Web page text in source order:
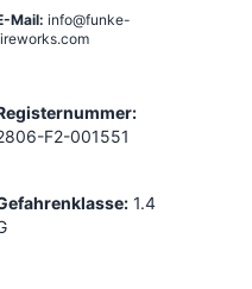
Mail: info@funke-
F2-001551
1.4